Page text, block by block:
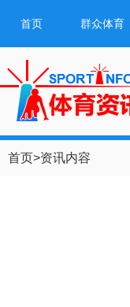
首页 群众体育
首页>资讯内容